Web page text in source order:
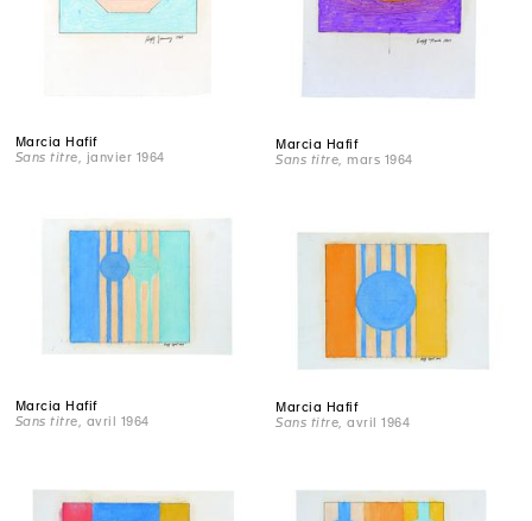
Marcia Hafif
Sans titre , janvier 1964
Marcia Hafif
Sans titre , mars 1964
Marcia Hafif
Sans titre, avril 1964
Marcia Hafif
Sans titre , avril 1964